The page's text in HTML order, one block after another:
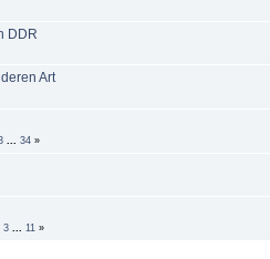
DDR
Art
...34 »
3 11 »